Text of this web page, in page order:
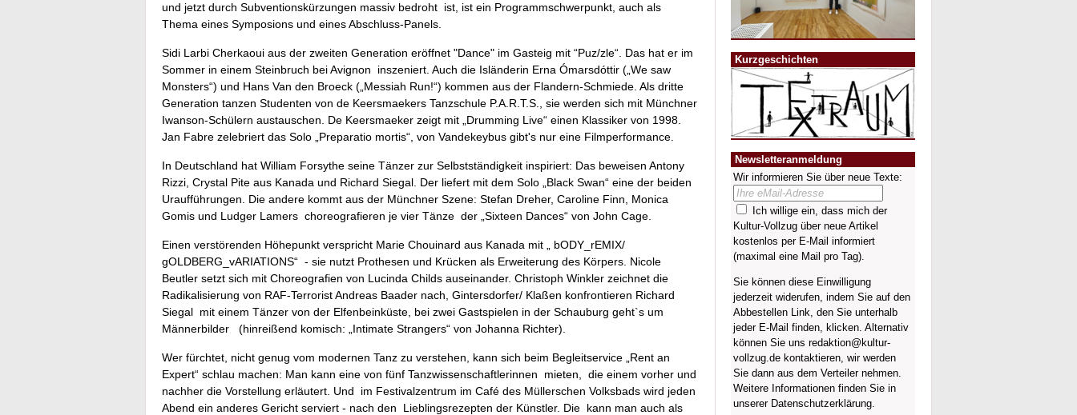
und jetzt durch Subventionskürzungen massiv bedroht ist, ist ein Programmschwerpunkt, auch als
Thema eines Symposions und eines Abschluss-Panels.
Sidi Larbi Cherkaoui aus der zweiten Generation eröffnet "Dance" im Gasteig mit “Puz/zle“. Das hat er im
Sommer in einem Steinbruch bei Avignon inszeniert. Auch die Isländerin Erna Ómarsdóttir („We saw
Monsters“) und Hans Van den Broeck („Messiah Run!“) kommen aus der Flandern-Schmiede. Als dritte
Generation tanzen Studenten von de Keersmaekers Tanzschule P.A.R.T.S., sie werden sich mit Münchner
Iwanson-Schülern austauschen. De Keersmaeker zeigt mit „Drumming Live“ einen Klassiker von 1998.
Jan Fabre zelebriert das Solo „Preparatio mortis“, von Vandekeybus gibt's nur eine Filmperformance.
In Deutschland hat William Forsythe seine Tänzer zur Selbstständigkeit inspiriert: Das beweisen Antony
Rizzi, Crystal Pite aus Kanada und Richard Siegal. Der liefert mit dem Solo „Black Swan“ eine der beiden
Uraufführungen. Die andere kommt aus der Münchner Szene: Stefan Dreher, Caroline Finn, Monica
Gomis und Ludger Lamers choreografieren je vier Tänze der „Sixteen Dances“ von John Cage.
Einen verstörenden Höhepunkt verspricht Marie Chouinard aus Kanada mit „ bODY_rEMIX/
gOLDBERG_vARIATIONS“ - sie nutzt Prothesen und Krücken als Erweiterung des Körpers. Nicole
Beutler setzt sich mit Choreografien von Lucinda Childs auseinander. Christoph Winkler zeichnet die
Radikalisierung von RAF-Terrorist Andreas Baader nach, Gintersdorfer/ Klaßen konfrontieren Richard
Siegal mit einem Tänzer von der Elfenbeinküste, bei zwei Gastspielen in der Schauburg geht`s um
Männerbilder (hinreißend komisch: „Intimate Strangers“ von Johanna Richter).
Wer fürchtet, nicht genug vom modernen Tanz zu verstehen, kann sich beim Begleitservice „Rent an
Expert“ schlau machen: Man kann eine von fünf Tanzwissenschaftlerinnen mieten, die einem vorher und
nachher die Vorstellung erläutert. Und im Festivalzentrum im Café des Müllerschen Volksbads wird jeden
Abend ein anderes Gericht serviert - nach den Lieblingsrezepten der Künstler. Die kann man auch als
Kurzgeschichten
Newsletteranmeldung
Wir informieren Sie über neue Texte:
Ich willige ein, dass mich der
Kultur-Vollzug über neue Artikel
kostenlos per E-Mail informiert
(maximal eine Mail pro Tag).
Sie können diese Einwilligung
jederzeit widerufen, indem Sie auf den
Abbestellen Link, den Sie unterhalb
jeder E-Mail finden, klicken. Alternativ
können Sie uns redaktion@kultur-
vollzug.de kontaktieren, wir werden
Sie dann aus dem Verteiler nehmen.
Weitere Informationen finden Sie in
unserer Datenschutzerklärung.